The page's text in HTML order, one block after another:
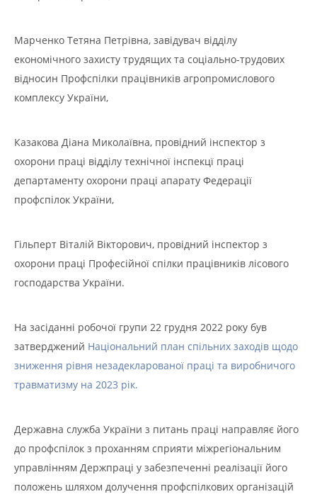
Марченко Тетяна Петрівна, завідувач відділу
економічного захисту трудящих та соціально-трудових
відносин Профспілки працівників агропромислового
комплексу України,
Казакова Діана Миколаївна, провідний інспектор з
охорони праці відділу технічної інспекцї праці
департаменту охорони праці апарату Федерації
профспілок України,
Гільперт Віталій Вікторович, провідний інспектор з
охорони праці Професійної спілки працівників лісового
господарства України.
На засіданні робочої групи 22 грудня 2022 року був
затверджений Національний план спільних заходів щодо
зниження рівня незадекларованої праці та виробничого
травматизму на 2023 рік.
Державна служба України з питань праці направляє його
до профспілок з проханням сприяти міжрегіональним
управлінням Держпраці у забезпеченні реалізації його
положень шляхом долучення профспілкових організацій